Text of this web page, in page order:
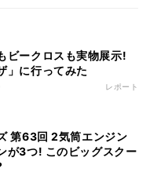
ビークロスも実物展示!
」に行ってみた
レポート
第63回 2気筒エンジン
が3つ! このビッグスクー